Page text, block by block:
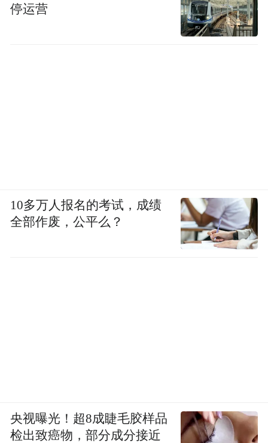
停运营
10多万人报名的考试，成绩
全部作废，公平么？
央视曝光！超8成睫毛胶样品
检出致癌物，部分成分接近